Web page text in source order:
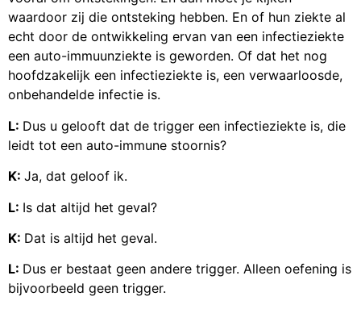
waardoor zij die ontsteking hebben. En of hun ziekte al
echt door de ontwikkeling ervan van een infectieziekte
een auto-immuunziekte is geworden. Of dat het nog
hoofdzakelijk een infectieziekte is, een verwaarloosde,
onbehandelde infectie is.
L: Dus u gelooft dat de trigger een infectieziekte is, die
leidt tot een auto-immune stoornis?
K: Ja, dat geloof ik.
L: Is dat altijd het geval?
K: Dat is altijd het geval.
L: Dus er bestaat geen andere trigger. Alleen oefening is
bijvoorbeeld geen trigger.